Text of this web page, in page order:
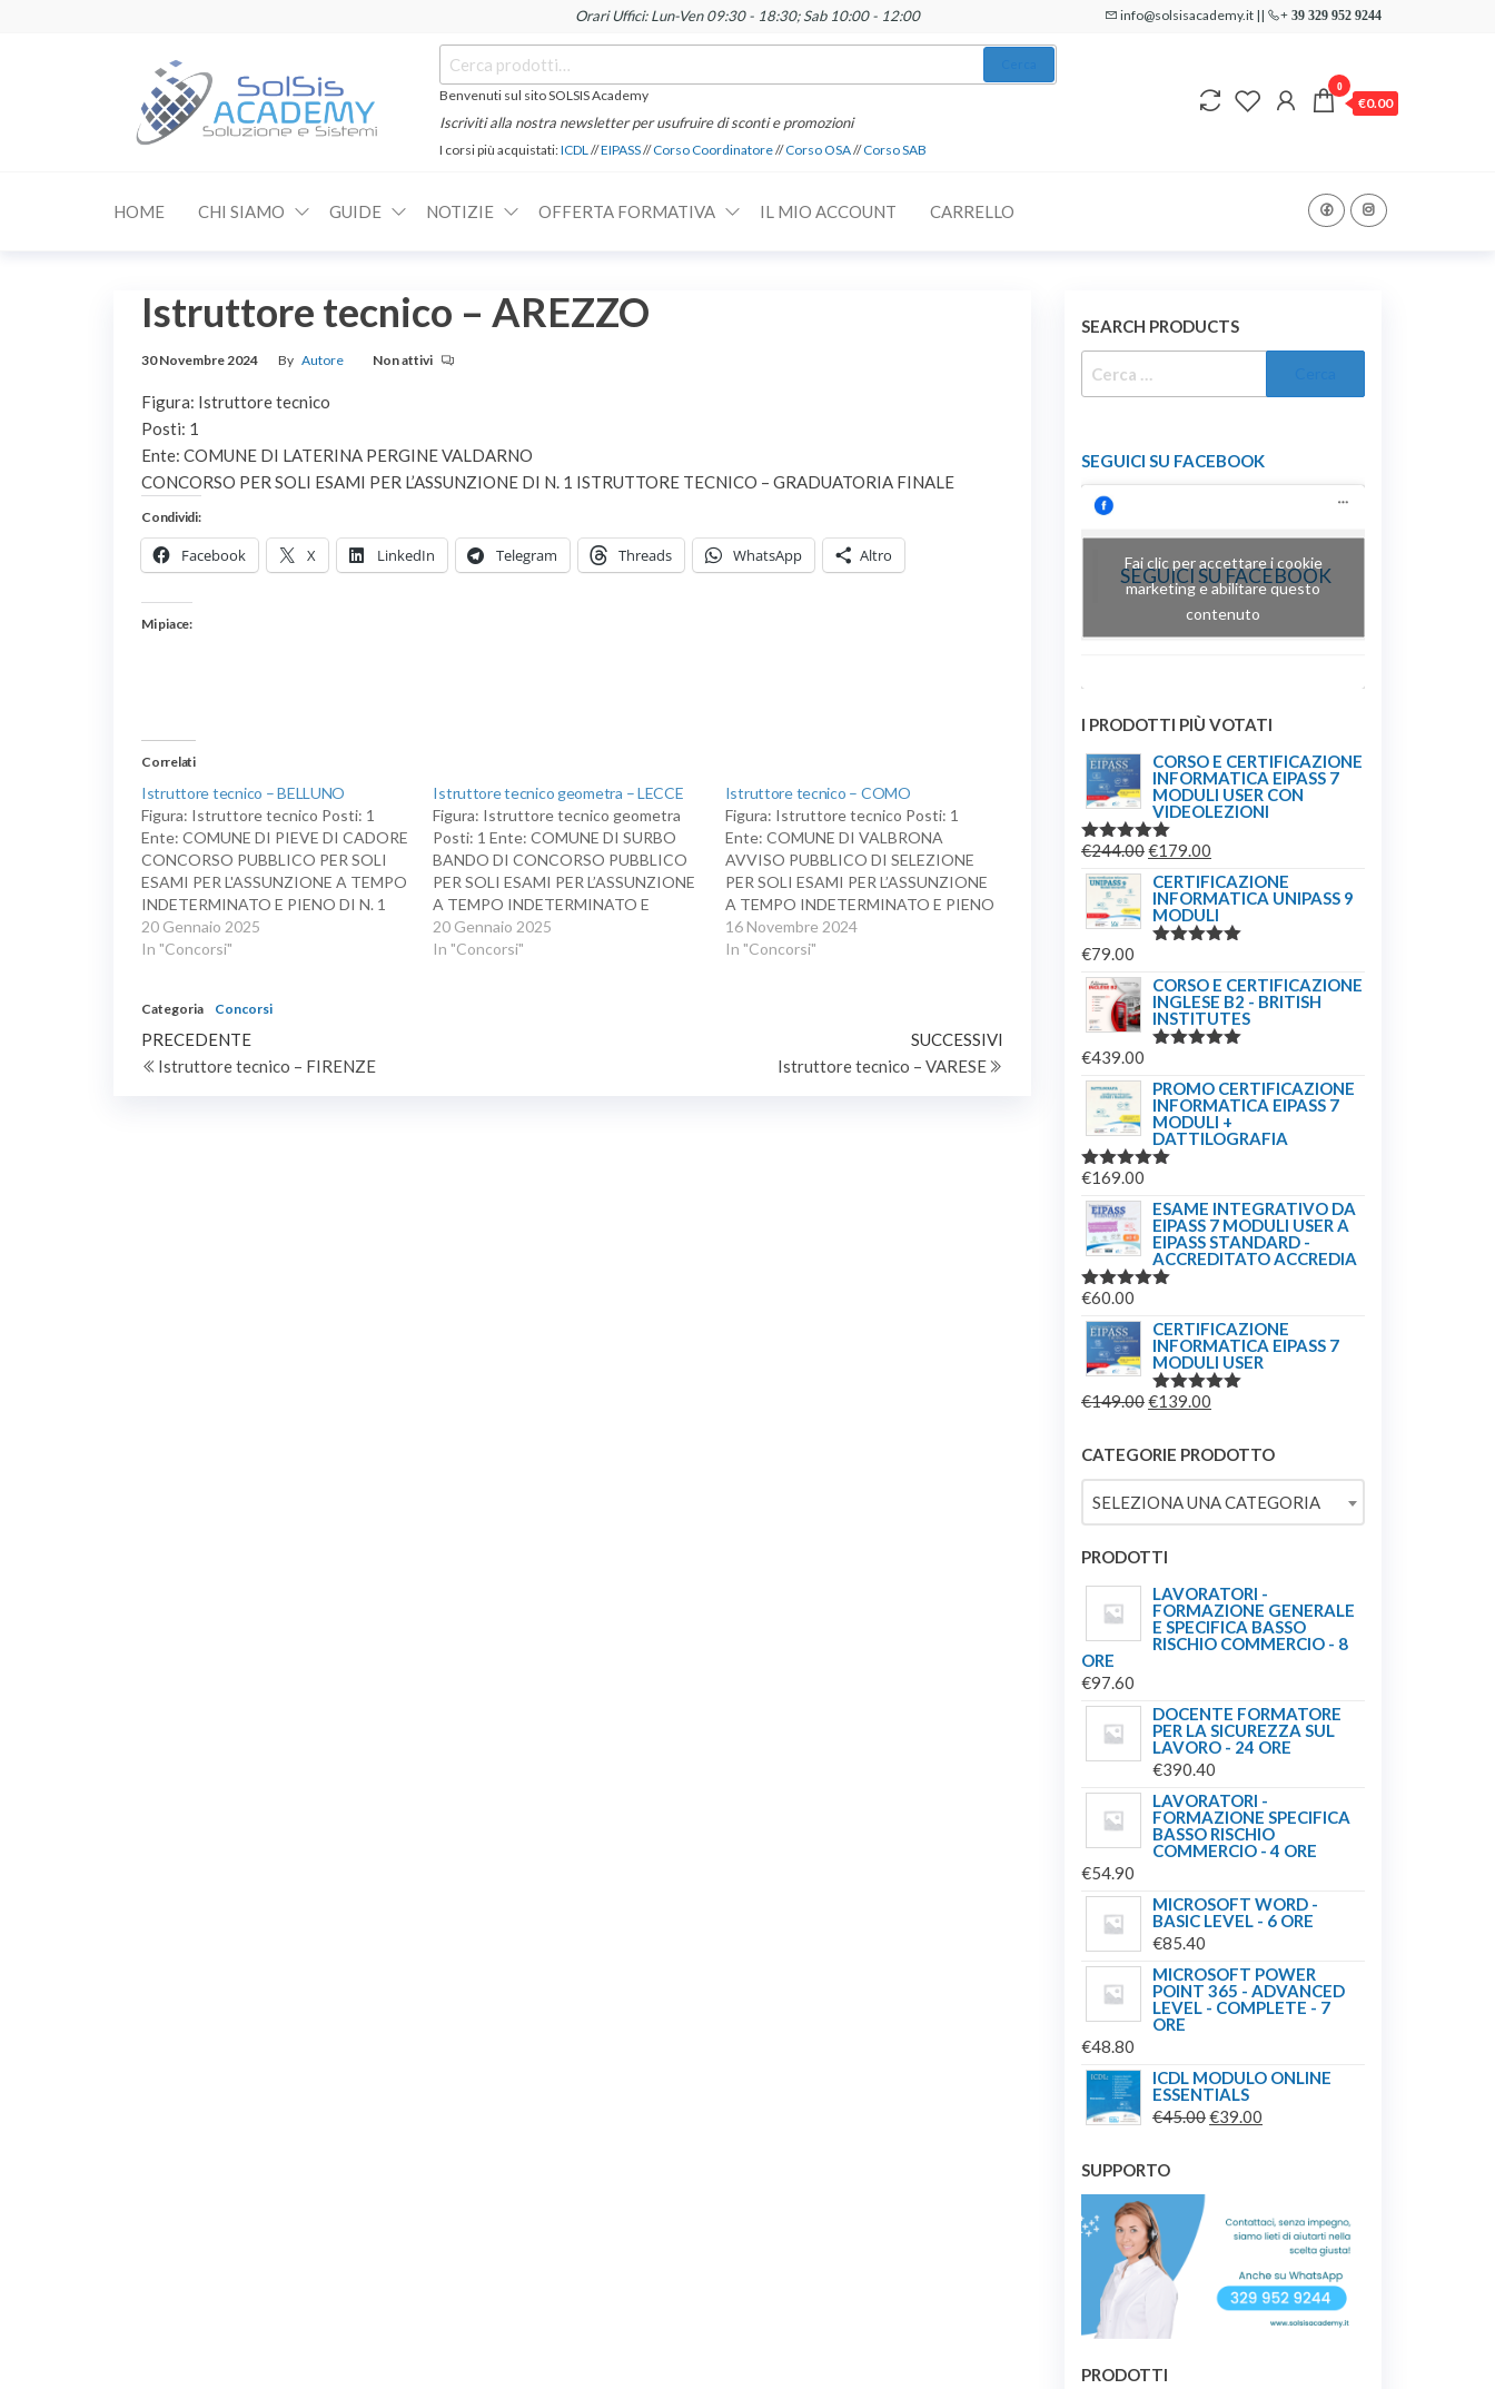
Orari Uffici: Lun-Ven 09:30 - 18:30; Sab 10:00 - 12:00 info@solsisacademy.it || + 39 329 952 9244
e
Cerca:
Benvenuti sul sito SOLSIS Academy
Iscriviti alla nostra newsletter per usufruire di sconti e promozioni
I corsi più acquistati:ICDL//EIPASS//Corso Coordinatore//Corso OSA//Corso SAB
0
€0.00
HOME CHI SIAMO GUIDE NOTIZIE OFFERTA FORMATIVA IL MIO ACCOUNT CARRELLO
Istruttore tecnico – AREZZO
30 Novembre 2024 By Autore Non attivi
Figura: Istruttore tecnico
Posti: 1
Ente: COMUNE DI LATERINA PERGINE VALDARNO
CONCORSO PER SOLI ESAMI PER L’ASSUNZIONE DI N. 1 ISTRUTTORE TECNICO – GRADUATORIA FINALE
Condividi:
Facebook X LinkedIn Telegram Threads WhatsApp Altro
Mi piace:
Correlati
Istruttore tecnico – BELLUNO
Figura: Istruttore tecnico Posti: 1
Ente: COMUNE DI PIEVE DI CADORE
CONCORSO PUBBLICO PER SOLI
ESAMI PER L'ASSUNZIONE A TEMPO
INDETERMINATO E PIENO DI N. 1
ISTRUTTORE TECNICO PRESSO
L’AREA TECNICA LAVORI PUBBLICI
20 Gennaio 2025
In "Concorsi"
Istruttore tecnico geometra – LECCE
Figura: Istruttore tecnico geometra
Posti: 1 Ente: COMUNE DI SURBO
BANDO DI CONCORSO PUBBLICO
PER SOLI ESAMI PER L’ASSUNZIONE
A TEMPO INDETERMINATO E
PARZIALE (30 ORE) DI N. 1 UNITÀ
NEL PROFILO PROFESSIONALE DI
20 Gennaio 2025
In "Concorsi"
Istruttore tecnico – COMO
Figura: Istruttore tecnico Posti: 1
Ente: COMUNE DI VALBRONA
AVVISO PUBBLICO DI SELEZIONE
PER SOLI ESAMI PER L’ASSUNZIONE
A TEMPO INDETERMINATO E PIENO
DI N. 1 ISTRUTTORE TECNICO –
AREA DEGLI ISTRUTTORI (EX
16 Novembre 2024
In "Concorsi"
Categoria Concorsi
Navigazione
articoli
Articolo
precedente
PRECEDENTE
Istruttore tecnico – FIRENZE
successivo
SUCCESSIVI
Istruttore tecnico – VARESE
SEARCH PRODUCTS
SEGUICI SU FACEBOOK
SEGUICI SU FACEBOOK
Fai clic per accettare i cookie
marketing e abilitare questo
contenuto
I PRODOTTI PIÙ VOTATI
CORSO E CERTIFICAZIONE
INFORMATICA EIPASS 7
MODULI USER CON
VIDEOLEZIONI
VALUTATO
5.00SU 5
€244.00IL
PREZZO
ORIGINALE
ERA:
€179.00
PREZZO
ATTUALE
È:
CERTIFICAZIONE
INFORMATICA UNIPASS 9
MODULI
€79.00
CORSO E CERTIFICAZIONE
INGLESE B2 - BRITISH
INSTITUTES
€439.00
PROMO CERTIFICAZIONE
INFORMATICA EIPASS 7
MODULI +
DATTILOGRAFIA
VALUTATO
5.00SU 5
€169.00
ESAME INTEGRATIVO DA
EIPASS 7 MODULI USER A
EIPASS STANDARD -
ACCREDITATO ACCREDIA
VALUTATO
5.00SU 5
€60.00
CERTIFICAZIONE
INFORMATICA EIPASS 7
MODULI USER
VALUTATO
€149.00IL
ORIGINALE
ERA:
€149.00.
€139.00
ATTUALE
È:
€139.00.
CATEGORIE PRODOTTO
SELEZIONA UNA CATEGORIA
PRODOTTI
LAVORATORI -
FORMAZIONE GENERALE
E SPECIFICA BASSO
RISCHIO COMMERCIO - 8
ORE
€97.60
DOCENTE FORMATORE
PER LA SICUREZZA SUL
LAVORO - 24 ORE
€390.40
LAVORATORI -
FORMAZIONE SPECIFICA
BASSO RISCHIO
COMMERCIO - 4 ORE
€54.90
MICROSOFT WORD -
BASIC LEVEL - 6 ORE
€85.40
MICROSOFT POWER
POINT 365 - ADVANCED
LEVEL - COMPLETE - 7
ORE
€48.80
ICDL MODULO ONLINE
ESSENTIALS
€45.00IL
€45.00.
€39.00
€39.00.
SUPPORTO
PRODOTTI